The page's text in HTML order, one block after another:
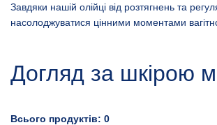
Завдяки нашій олійці від розтягнень та
насолоджуватися цінними моментами
Догляд за шкірою
Всього продуктів: 0